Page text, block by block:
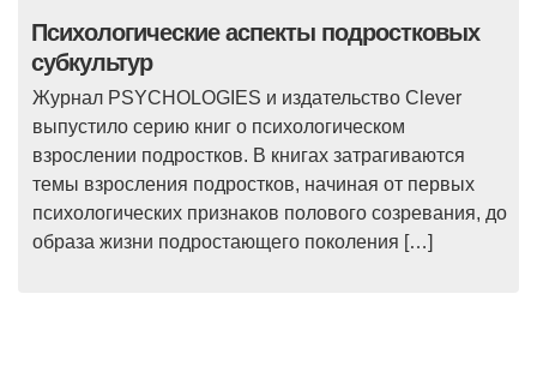
Психологические аспекты подростковых
субкультур
Журнал PSYCHOLOGIES и издательство Clever
выпустило серию книг о психологическом
взрослении подростков. В книгах затрагиваются
темы взросления подростков, начиная от первых
психологических признаков полового созревания, до
образа жизни подростающего поколения […]